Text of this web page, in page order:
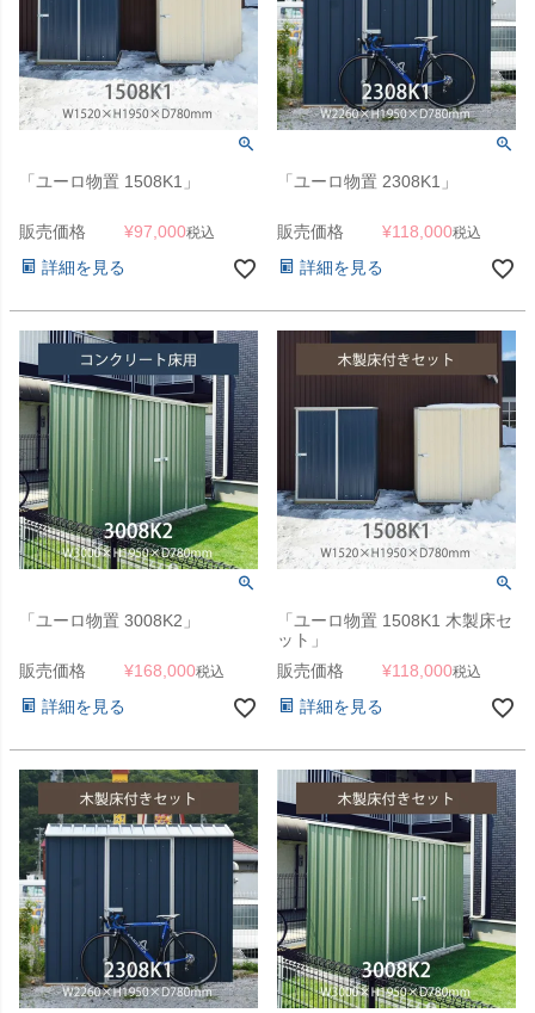
「ユーロ物置 1508K1」
販売価格 ¥97,000税込
詳細を見る
「ユーロ物置 2308K1」
販売価格 ¥118,000税込
詳細を見る
「ユーロ物置 3008K2」
販売価格 ¥168,000税込
詳細を見る
「ユーロ物置 1508K1 木製床セ
ット」
販売価格
¥118,000税込
詳細を見る